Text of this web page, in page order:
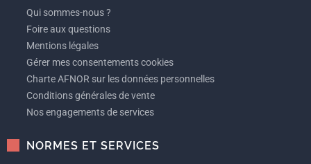
Qui sommes-nous ?
Foire aux questions
Mentions légales
Gérer mes consentements cookies
Charte AFNOR sur les données personnelles
Conditions générales de vente
Nos engagements de services
NORMES ET SERVICES